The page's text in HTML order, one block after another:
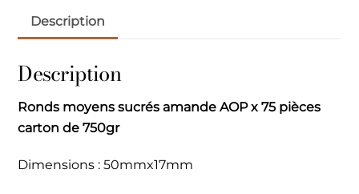
Description
Description
Ronds moyens sucrés amande AOP x 75 pièces
carton de 750gr
Dimensions : 50mmx17mm